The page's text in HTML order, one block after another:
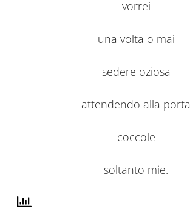
vorrei
una volta o mai
sedere oziosa
attendendo alla porta
coccole
soltanto mie.